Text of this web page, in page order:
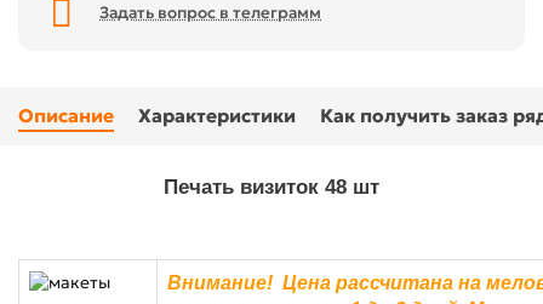
Задать вопрос в телеграмм
Описание Характеристики Как получить заказ
Печать визиток 48 шт
Внимание! Цена рассчитана на